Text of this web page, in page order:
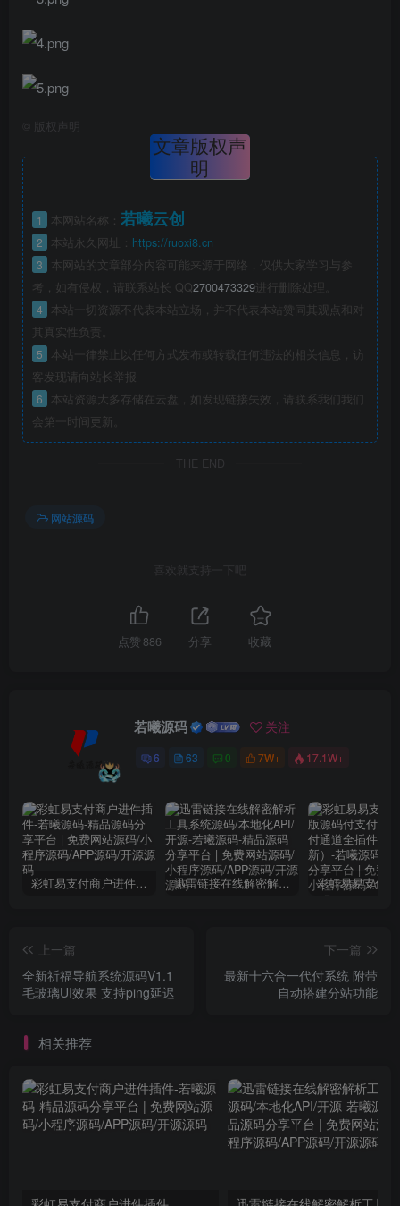
版权声明
文章版权声
明
1 本网站名称： 若曦云创
2 本站永久网址： https://ruoxi8.cn
3
本网站的文章部分内容可能来源于网络，仅供大家学习与参
考，如有侵权，请联系站长 QQ2700473329进行删除处理。
4
本站一切资源不代表本站立场，并不代表本站赞同其观点和对
其真实性负责。
5
本站一律禁止以任何方式发布或转载任何违法的相关信息，访
客发现请向站长举报
6
本站资源大多存储在云盘，如发现链接失效，请联系我们我们
会第一时间更新。
THE END
网站源码
喜欢就支持一下吧
点赞 886 分享 收藏
若曦源码 关注
6 63 0 7W+ 17.1W+
彩虹易支付商户进件插件 迅雷链接在线解密解析工具系统源码/本地化API/开源
上一篇
全新祈福导航系统源码V1.1
毛玻璃UI效果 支持ping延迟
下一篇
最新十六合一代付系统 附带
自动搭建分站功能
相关推荐